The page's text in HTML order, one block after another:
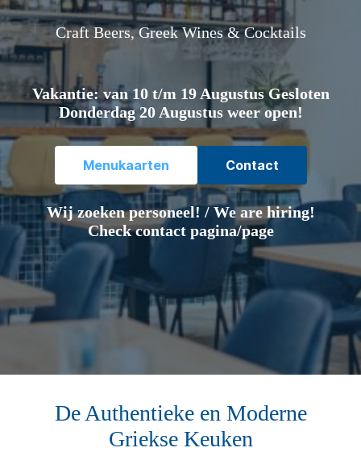
Craft Beers, Greek Wines & Cocktails
Vakantie: van 10 t/m 19 Augustus Gesloten
Donderdag 20 Augustus weer open!
Menukaarten Contact
Wij zoeken personeel! / We are hiring!
Check contact pagina/page
De Authentieke en Moderne
Griekse Keuken